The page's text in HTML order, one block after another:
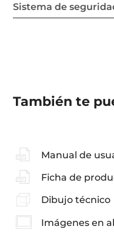
Sistema de
También te
Manual de
Ficha de
Dibujo técnico
Imágenes en